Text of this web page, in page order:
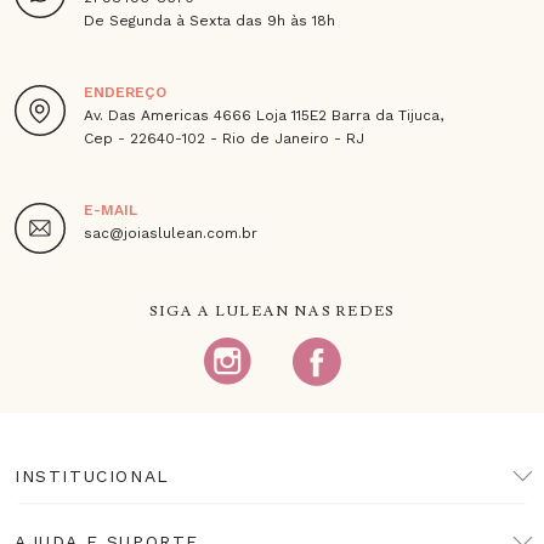
De Segunda à Sexta das 9h às 18h
ENDEREÇO
Av. Das Americas 4666 Loja 115E2 Barra da Tijuca,
Cep - 22640-102 - Rio de Janeiro - RJ
E-MAIL
sac@joiaslulean.com.br
SIGA A LULEAN NAS REDES
INSTITUCIONAL